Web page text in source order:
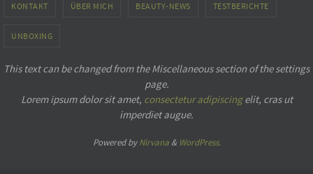
KONTAKT ÜBER MICH BEAUTY-NEWS TESTBERICHTE
UNBOXING
This text can be changed from the Miscellaneous section of the settings
page.
Lorem ipsumdolor sit amet, consectetur adipiscingelit, cras ut
imperdiet augue.
Powered byNirvana& WordPress.